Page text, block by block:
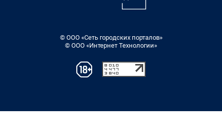
© ООО «Сеть городских порталов»
© ООО «Интернет Технологии»